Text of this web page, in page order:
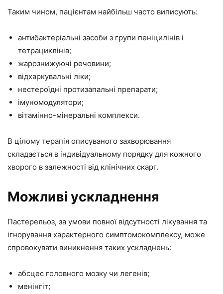
Таким чином, пацієнтам найбільш часто виписують:
антибактеріальні засоби з групи пеніцилінів і
тетрациклінів;
жарознижуючі речовини;
відхаркувальні ліки;
нестероїдні протизапальні препарати;
імуномодулятори;
вітамінно-мінеральні комплекси.
В цілому терапія описуваного захворювання
складається в індивідуальному порядку для кожного
хворого в залежності від клінічних скарг.
Можливі ускладнення
Пастерельоз, за умови повної відсутності лікування та
ігнорування характерного симптомокомплексу, може
спровокувати виникнення таких ускладнень:
абсцес головного мозку чи легенів;
менінгіт;